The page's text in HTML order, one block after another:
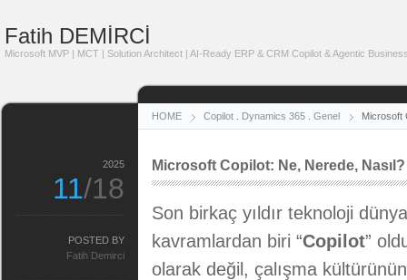
Fatih DEMİRCİ
Microsoft MVP | MCT | Solution Architect | AI-Ready ERP & CRM Copilot & Agentic
HOME Copilot Dynamics 365 Genel Microsoft
Microsoft Copilot: Ne, Nerede, Nasıl?
Son birkaç yıldır teknoloji
kavramlardan biri “Copilot”
olarak değil, çalışma
2025
11/18
POSTED BY
Fatih Demirci